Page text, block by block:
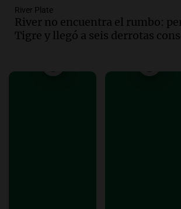
Episodios
contra el tiempo: necesita
River Plate
River no encuentra el rumbo:
Tigre y llegó a seis derrotas